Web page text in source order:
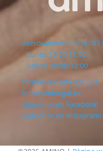
asesoramiento: 604 033
Lunes 10:00-11:00
Jueves 10:00-12:00
formación: 604 037 551
info@aminogal.es
¡Síguenos en Facebook!
¡Síguenos en Instagram!